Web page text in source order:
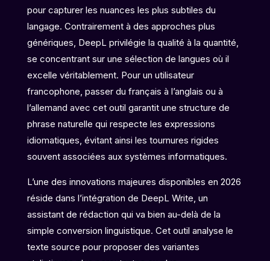
pour capturer les nuances les plus subtiles du
langage. Contrairement à des approches plus
génériques, DeepL privilégie la qualité à la quantité,
se concentrant sur une sélection de langues où il
excelle véritablement. Pour un utilisateur
francophone, passer du français à l’anglais ou à
l’allemand avec cet outil garantit une structure de
phrase naturelle qui respecte les expressions
idiomatiques, évitant ainsi les tournures rigides
souvent associées aux systèmes informatiques.
L’une des innovations majeures disponibles en 2026
réside dans l’intégration de DeepL Write, un
assistant de rédaction qui va bien au-delà de la
simple conversion linguistique. Cet outil analyse le
texte source pour proposer des variantes